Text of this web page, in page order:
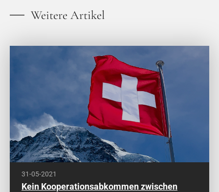
Weitere Artikel
31-05-2021
Kein Kooperationsabkommen zwischen